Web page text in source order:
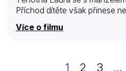
Příchod dítěte však přinese
Více o filmu
1 2 3 …